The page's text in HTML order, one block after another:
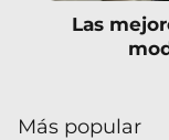
Las
Más popular